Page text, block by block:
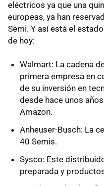
eléctricos ya que una
europeas, ya han
Semi. Y así está el
de hoy:
Walmart: La cadena
primera empresa en
de su inversión en
desde hace unos
Amazon.
Anheuser-Busch: La
40 Semis.
Sysco: Este
preparada y